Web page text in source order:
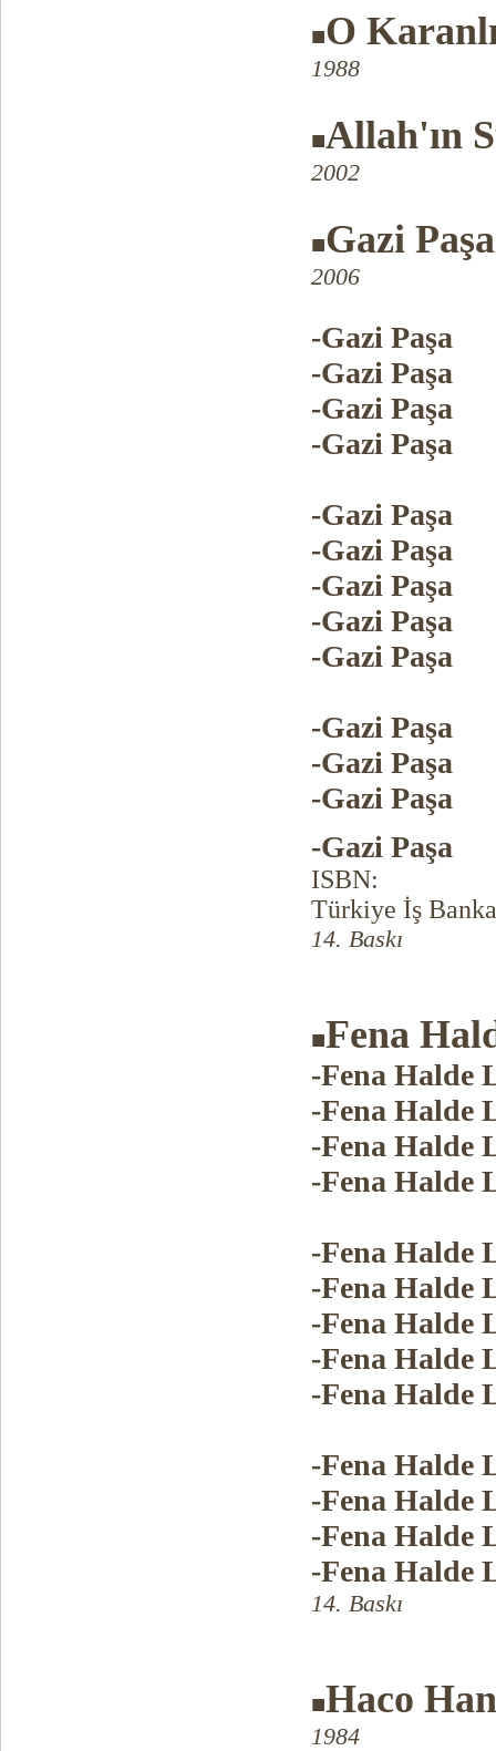
■O
1988
■Allah'ın
2002
■Gazi Paşa
2006
-Gazi Paşa
-Gazi Paşa
-Gazi Paşa
-Gazi Paşa
-Gazi Paşa
-Gazi Paşa
-Gazi Paşa
-Gazi Paşa
-Gazi Paşa
-Gazi Paşa
-Gazi Paşa
-Gazi Paşa
-Gazi Paşa
ISBN:
Türkiye İş
14. Baskı
■Fena
-Fena Halde
-Fena Halde
-Fena Halde
-Fena Halde
-Fena Halde
-Fena Halde
-Fena Halde
-Fena Halde
-Fena Halde
-Fena Halde
-Fena Halde
-Fena Halde
-Fena Halde
14. Baskı
■Haco
1984